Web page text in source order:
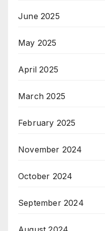
June 2025
May 2025
April 2025
March 2025
February 2025
November 2024
October 2024
September 2024